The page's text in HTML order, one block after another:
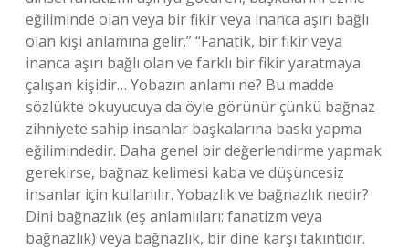
eğiliminde olan veya bir fikir veya inanca aşırı bağlı
olan kişi anlamına gelir.” “Fanatik, bir fikir veya
inanca aşırı bağlı olan ve farklı bir fikir yaratmaya
çalışan kişidir… Yobazın anlamı ne? Bu madde
sözlükte okuyucuya da öyle görünür çünkü bağnaz
zihniyete sahip insanlar başkalarına baskı yapma
eğilimindedir. Daha genel bir değerlendirme yapmak
gerekirse, bağnaz kelimesi kaba ve düşüncesiz
insanlar için kullanılır. Yobazlık ve bağnazlık nedir?
Dini bağnazlık (eş anlamlıları: fanatizm veya
bağnazlık) veya bağnazlık, bir dine karşı takıntıdır.